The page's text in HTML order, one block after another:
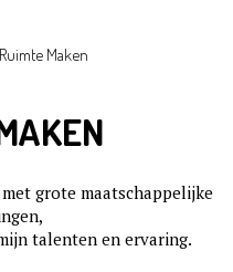
grote maatschappelijke
talenten en ervaring.